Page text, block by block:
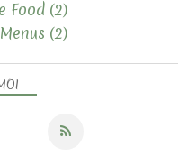
Food (2)
(2)